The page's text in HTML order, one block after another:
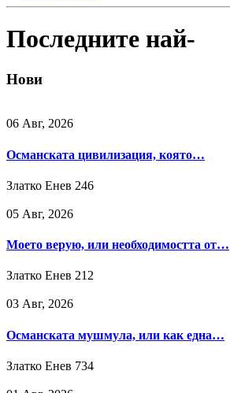
Последните най-
Нови
06 Авг, 2026
Османската цивилизация, която…
Златко Енев 246
05 Авг, 2026
Моето верую, или необходимостта от…
Златко Енев 212
03 Авг, 2026
Османската мушмула, или как една…
Златко Енев 734